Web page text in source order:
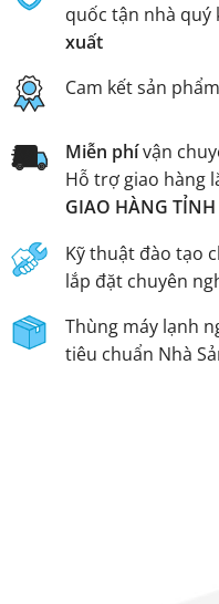
quốc tận nhà quý
xuất
Cam kết sản
Miễn phívận
Hỗ trợ giao hàng
GIAO HÀNG
Kỹ thuật đào tạo
lắp đặt chuyên
Thùng máy lạnh
tiêu chuẩn Nhà